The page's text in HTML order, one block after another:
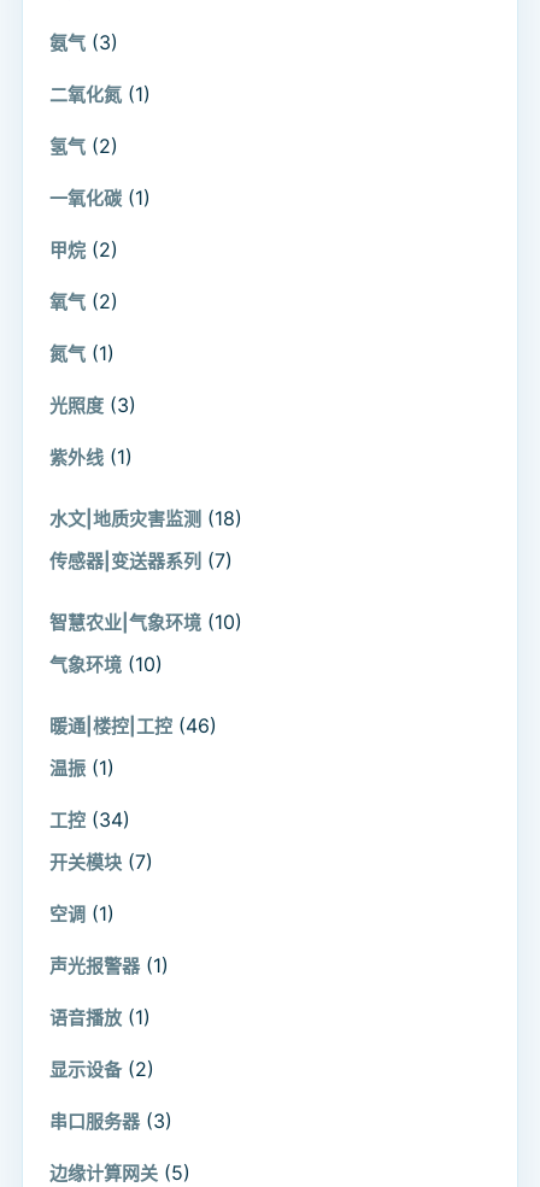
氨气 (3)
二氧化氮 (1)
氢气 (2)
一氧化碳 (1)
甲烷 (2)
氧气 (2)
氮气 (1)
光照度 (3)
紫外线 (1)
水文|地质灾害监测 (18)
传感器|变送器系列 (7)
智慧农业|气象环境 (10)
气象环境 (10)
暖通|楼控|工控 (46)
温振 (1)
工控 (34)
开关模块 (7)
空调 (1)
声光报警器 (1)
语音播放 (1)
显示设备 (2)
串口服务器 (3)
边缘计算网关 (5)